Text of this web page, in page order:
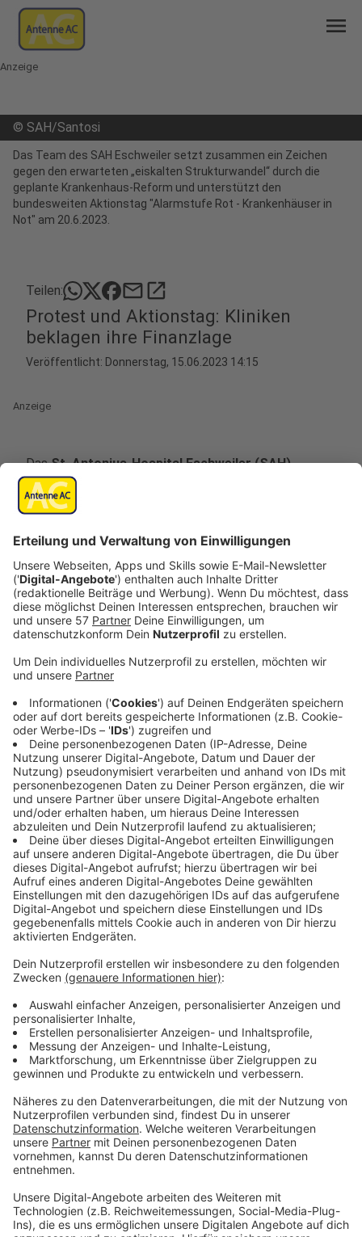
menu
Anzeige
© SAH/Santosi
Das Team des SAH Eschweiler setzt zusammen ein Zeichen
gegen den erwarteten „eiskalten Strukturwandel“ durch die
geplante Krankenhaus-Reform und unterstützt den
bundesweiten Aktionstag "Alarmstufe Rot - Krankenhäuser in
Not" am 20.6.2023.
Teilen: mailopen_in_new
Protest und Aktionstag: Kliniken
beklagen ihre Finanzlage
Veröffentlicht: Donnerstag, 15.06.2023 14:15
Anzeige
DasSt. Antonius-Hospital Eschweiler (SAH)
unterstützt den bundesweiten
"Alarmstufe Rot - Krankenhäuser in Not"
Dabei machen Kliniken auf ihre schwierige
wirtschaftliche Lage aufmerksam.
Auch das St.-Antonius-Hospital sei durch immense
inflationsbedingte Kostensteigerungen und fehlende
Refinanzierung betroffen, teilt das Krankenhaus mit.
Am Donnerstagmittag (15.6.23) hat ein Großteil der
Eschweiler Belegschaft vorab schon für ein Foto
(siehe oben)posiert. Das Team steht dort
geschlossen und mit roten Karten hinter einem Banner
mit dem Text "Wir und alle für den Patienten".
„Wir im SAH unterstützen den Protest und den
Aktionstag, weil wir endlich wieder Verlässlichkeit bei
der Finanzierung der Kliniken benötigen. Die bislang
erhaltene politische Hilfe ist nicht ausreichend und vor
allen Dingen nicht nachhaltig. Statt immer neuer
kurzfristiger Hilfspakete benötigen wir verlässliche
Sicherheit für Krankenhausträger, Beschäftigte und
vor allem für Patientinnen und Patienten. Ohne
wirksames politisches Handeln erleben wir einen
eiskalten Strukturwandel mit Insolvenzen,
Schließungen und verheerenden Auswir-kungen für die
Versorgungssicherheit, so wie wir es schon in der
Region erlebt haben“, sagt Elmar Wagenbach, der
Geschäftsführer des SAH.
Schon im Herbst letzten Jahres haben die Kliniken
darauf aufmerksam gemacht, dass die Krankenhäuser
extremer Insolvenzgefahr ausgesetzt seien. Auch
unabhängige Untersuchungen, wie der
Krankenhausrating-Report, würden widerspiegeln, dass
fast jedes zweite Krankenhaus von Insolvenz bedroht
ist und fast keine Klinik mehr eine schwarze Null
schreibt.
Die Bundesregierung hat auf die